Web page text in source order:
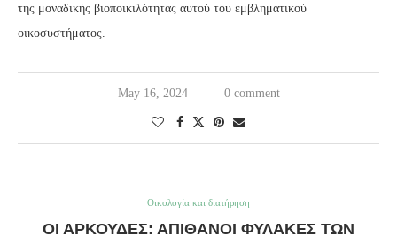
της μοναδικής βιοποικιλότητας αυτού του εμβληματικού
οικοσυστήματος.
May 16, 2024 0 comment
Οικολογία και διατήρηση
ΟΙ ΑΡΚΟΎΔΕΣ: ΑΠΊΘΑΝΟΙ ΦΎΛΑΚΕΣ ΤΩΝ